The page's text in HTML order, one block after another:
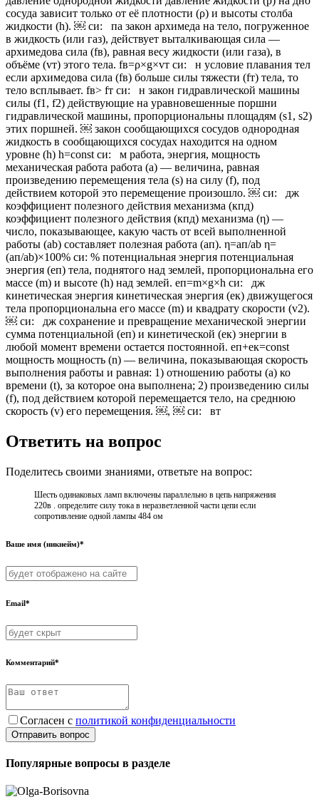
сосуда зависит только от её плотности (ρ) и высоты столба
жидкости (h). ￼ си: па закон архимеда на тело, погруженное
в жидкость (или газ), действует выталкивающая сила —
архимедова сила (fв), равная весу жидкости (или газа), в
объёме (vт) этого тела. fв=ρ×g×vт си: н условие плавания тел
если архимедова сила (fв) больше силы тяжести (fт) тела, то
тело всплывает. fв> fт си: н закон гидравлической машины
силы (f1, f2) действующие на уравновешенные поршни
гидравлической машины, пропорциональны площадям (s1, s2)
этих поршней. ￼ закон сообщающихся сосудов однородная
жидкость в сообщающихся сосудах находится на одном
уровне (h) h=const си: м работа, энергия, мощность
механическая работа работа (a) — величина, равная
произведению перемещения тела (s) на силу (f), под
действием которой это перемещение произошло. ￼ си: дж
коэффициент полезного действия механизма (кпд)
коэффициент полезного действия (кпд) механизма (η) —
число, показывающее, какую часть от всей выполненной
работы (ab) составляет полезная работа (aп). η=aп/ab η=
(aп/ab)×100% си: % потенциальная энергия потенциальная
энергия (eп) тела, поднятого над землей, пропорциональна его
массе (m) и высоте (h) над землей. eп=m×g×h си: дж
кинетическая энергия кинетическая энергия (eк) движущегося
тела пропорциональна его массе (m) и квадрату скорости (v2).
￼ си: дж сохранение и превращение механической энергии
сумма потенциальной (eп) и кинетической (eк) энергии в
любой момент времени остается постоянной. eп+eк=const
мощность мощность (n) — величина, показывающая скорость
выполнения работы и равная: 1) отношению работы (a) ко
времени (t), за которое она выполнена; 2) произведению силы
(f), под действием которой перемещается тело, на среднюю
скорость (v) его перемещения. ￼, ￼ си: вт
Ответить на вопрос
Поделитесь своими знаниями, ответьте на вопрос:
Шесть одинаковых ламп включены параллельно в цепь напряжения
220в . определите силу тока в неразветленной части цепи если
сопротивление одной лампы 484 ом
Ваше имя (никнейм)*
Email*
Комментарий*
Согласен с политикой конфиденциальности
Отправить вопрос
Популярные вопросы в разделе